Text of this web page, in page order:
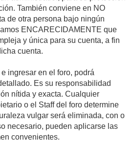
También conviene en NO
de otra persona bajo ningún
ENCARECIDAMENTE que
y única para su cuenta, a fin
cuenta.
ingresar en el foro, podrá
Es su responsabilidad
nítida y exacta. Cualquier
o el Staff del foro determine
vulgar será eliminada, con o
necesario, pueden aplicarse las
convenientes.